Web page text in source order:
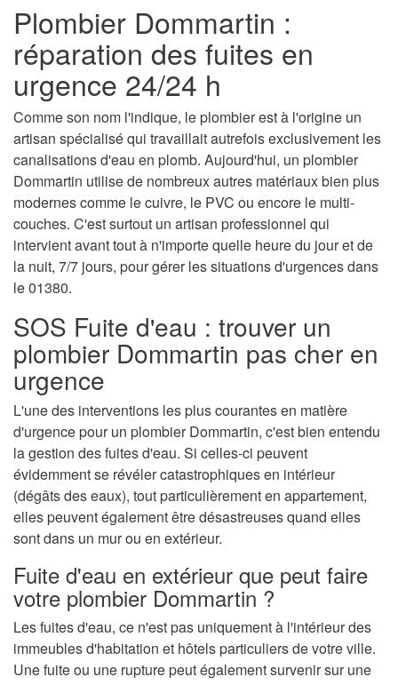
Plombier Dommartin :
réparation des fuites en
urgence 24/24 h
Comme son nom l'indique, le plombier est à l'origine un
artisan spécialisé qui travaillait autrefois exclusivement les
canalisations d'eau en plomb. Aujourd'hui, un plombier
Dommartin utilise de nombreux autres matériaux bien plus
modernes comme le cuivre, le PVC ou encore le multi-
couches. C'est surtout un artisan professionnel qui
intervient avant tout à n'importe quelle heure du jour et de
la nuit, 7/7 jours, pour gérer les situations d'urgences dans
le 01380.
SOS Fuite d'eau : trouver un
plombier Dommartin pas cher en
urgence
L'une des interventions les plus courantes en matière
d'urgence pour un plombier Dommartin, c'est bien entendu
la gestion des fuites d'eau. Si celles-ci peuvent
évidemment se révéler catastrophiques en intérieur
(dégâts des eaux), tout particulièrement en appartement,
elles peuvent également être désastreuses quand elles
sont dans un mur ou en extérieur.
Fuite d'eau en extérieur que peut faire
votre plombier Dommartin ?
Les fuites d'eau, ce n'est pas uniquement à l'intérieur des
immeubles d'habitation et hôtels particuliers de votre ville.
Une fuite ou une rupture peut également survenir sur une